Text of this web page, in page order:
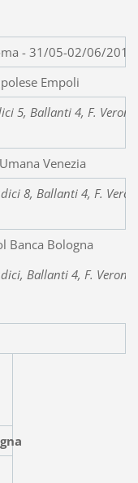
- 31/05-02/06/2013)
5, Ballanti 4, F.
Venezia
8, Ballanti 4, F.
-
Ballanti 4, F.